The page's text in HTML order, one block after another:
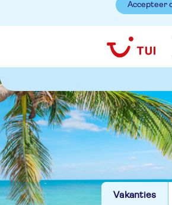
Accepteer
Vakanties